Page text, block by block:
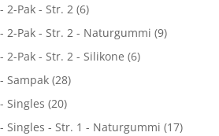
2-Pak - Str. 2 (6)
2-Pak - Str. 2 - Naturgummi (9)
2-Pak - Str. 2 - Silikone (6)
Sampak (28)
Singles (20)
Singles - Str. 1 - Naturgummi (17)